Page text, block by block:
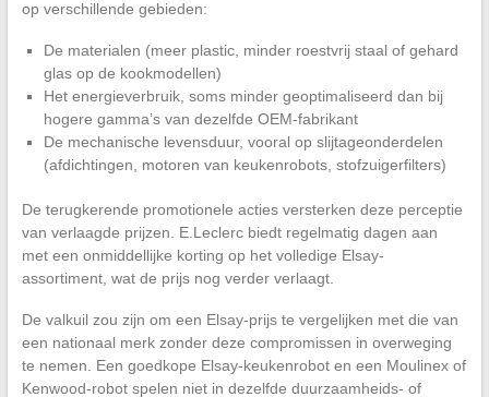
op verschillende gebieden:
De materialen (meer plastic, minder roestvrij staal of gehard
glas op de kookmodellen)
Het energieverbruik, soms minder geoptimaliseerd dan bij
hogere gamma’s van dezelfde OEM-fabrikant
De mechanische levensduur, vooral op slijtageonderdelen
(afdichtingen, motoren van keukenrobots, stofzuigerfilters)
De terugkerende promotionele acties versterken deze perceptie
van verlaagde prijzen. E.Leclerc biedt regelmatig dagen aan
met een onmiddellijke korting op het volledige Elsay-
assortiment, wat de prijs nog verder verlaagt.
De valkuil zou zijn om een Elsay-prijs te vergelijken met die van
een nationaal merk zonder deze compromissen in overweging
te nemen. Een goedkope Elsay-keukenrobot en een Moulinex of
Kenwood-robot spelen niet in dezelfde duurzaamheids- of